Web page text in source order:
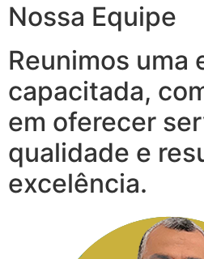
Nossa Equipe
Reunimos uma
capacitada,
em oferecer
qualidade e
excelência.